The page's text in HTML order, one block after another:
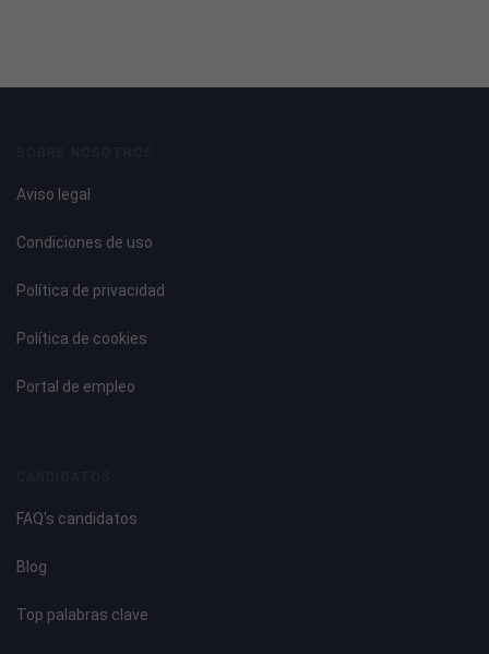
Aviso legal
Condiciones de uso
Política de privacidad
Política de cookies
Portal de empleo
FAQ's candidatos
Blog
Top palabras clave